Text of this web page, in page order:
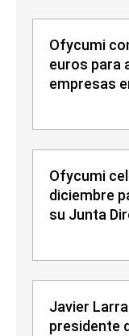
Ofycumi
euros para
empresas
Ofycumi
diciembre
su Junta
Javier
presidente